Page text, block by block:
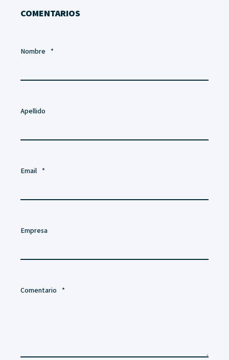
COMENTARIOS
Nombre *
Apellido
Email *
Empresa
Comentario *